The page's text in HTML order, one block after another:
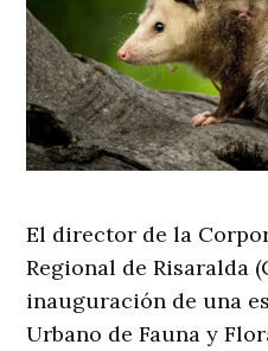
El director de la
Regional de Risaralda
inauguración de una
Urbano de Fauna y